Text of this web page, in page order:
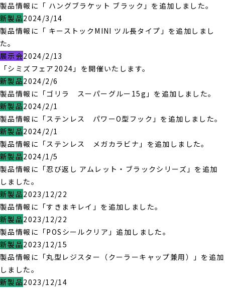
製品情報に「 ハングブラケット ブラック」を追加しました。
新製品2024/3/14
製品情報に「 キーストックMINI ツル長タイプ」を追加しまし
た。
展示会2024/2/13
「シミズフェア2024」を開催いたします。
新製品2024/2/6
製品情報に「ゴリラ スーパーグルー15g」を追加しました。
新製品2024/2/1
製品情報に「ステンレス パワーO型フック」を追加しました。
新製品2024/2/1
製品情報に「ステンレス メガカラビナ」を追加しました。
新製品2024/1/5
製品情報に「忍び返し アムレット・ブラックシリーズ」を追加
しました。
新製品2023/12/22
製品情報に「すきまキレイ」を追加しました。
新製品2023/12/22
製品情報に「POSシールクリア」追加しました。
新製品2023/12/15
製品情報に「丸型レジスター（クーラーキャップ兼用）」を追加
しました。
新製品2023/12/14